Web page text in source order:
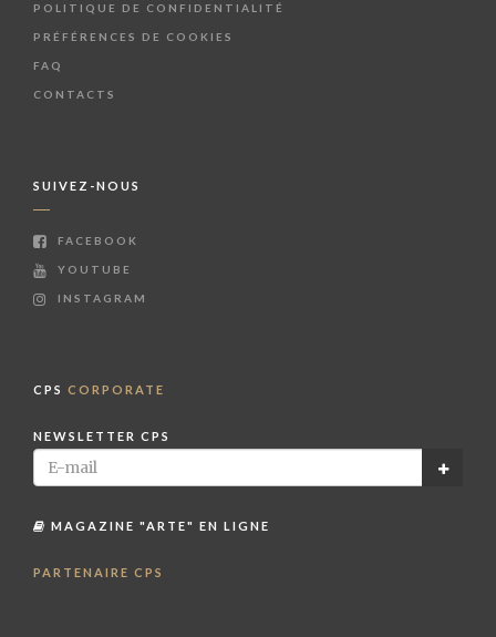
POLITIQUE DE CONFIDENTIALITÉ
PRÉFÉRENCES DE COOKIES
FAQ
CONTACTS
SUIVEZ-NOUS
FACEBOOK
YOUTUBE
INSTAGRAM
CPS CORPORATE
NEWSLETTER CPS
MAGAZINE "ARTE" EN LIGNE
PARTENAIRE CPS